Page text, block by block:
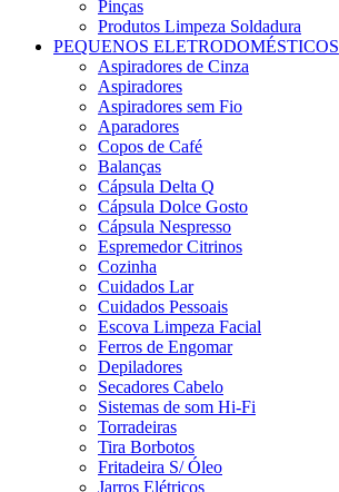
Pinças
Produtos Limpeza Soldadura
PEQUENOS ELETRODOMÉSTICOS
Aspiradores de Cinza
Aspiradores
Aspiradores sem Fio
Aparadores
Copos de Café
Balanças
Cápsula Delta Q
Cápsula Dolce Gosto
Cápsula Nespresso
Espremedor Citrinos
Cozinha
Cuidados Lar
Cuidados Pessoais
Escova Limpeza Facial
Ferros de Engomar
Depiladores
Secadores Cabelo
Sistemas de som Hi-Fi
Torradeiras
Tira Borbotos
Fritadeira S/ Óleo
Jarros Elétricos